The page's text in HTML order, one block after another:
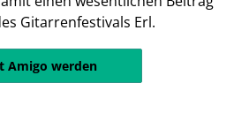
Gitarrenfestivals Erl.
Amigo werden